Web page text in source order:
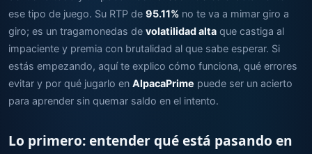
ese tipo de juego. Su RTP de 95.11% no te va a mimar giro a
giro; es un tragamonedas de volatilidad alta que castiga al
impaciente y premia con brutalidad al que sabe esperar. Si
estás empezando, aquí te explico cómo funciona, qué errores
evitar y por qué jugarlo en AlpacaPrime puede ser un acierto
para aprender sin quemar saldo en el intento.
Lo primero: entender qué está pasando en